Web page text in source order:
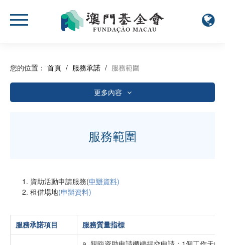
您的位置： 首頁 / 服務承諾 / 服務範圍
更多內容
2022年
2024年
滿意度調查報告表
2022年
服務範圍
資助活動申請服務(申辦資料)
租借場地(申辦資料)
服務承諾項目 服務質量指標